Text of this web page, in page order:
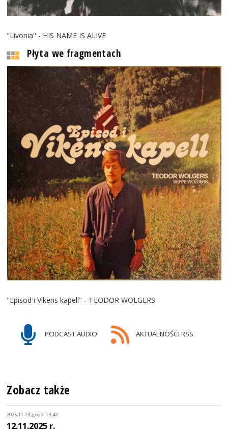
"Livonia" - HIS NAME IS ALIVE
Płyta we fragmentach
"Episod i Vikens kapell" - TEODOR WOLGERS
PODCAST AUDIO AKTUALNOŚCI RSS
Zobacz także
2025-11-13, godz. 13:42
12.11.2025 r.